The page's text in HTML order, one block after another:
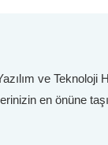
ve Teknoloji
en önüne